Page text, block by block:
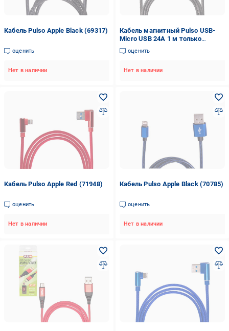
Кабель Pulso Apple Black (69317)
оценить
Нет в наличии
Кабель магнитный Pulso USB-
Micro USB 24А 1 м только
зарядка Black (MC-2301M BK)
оценить
Нет в наличии
Кабель Pulso Apple Red (71948)
оценить
Нет в наличии
Кабель Pulso Apple Black (70785)
оценить
Нет в наличии